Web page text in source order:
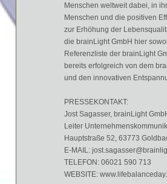
Menschen weltweit dabei, in
Menschen und die positiven
zur Erhöhung der
die brainLight GmbH hier
Referenzliste der brainLight
bereits erfolgreich von dem
und den innovativen
PRESSEKONTAKT:
Jost Sagasser, brainLight
Leiter
Hauptstraße 52, 63773
E-MAIL:
TELEFON: 06021 590 713
WEBSITE: